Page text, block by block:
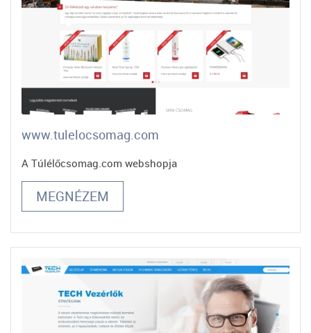
www.tulelocsomag.com
A Túlélőcsomag.com webshopja
MEGNÉZEM